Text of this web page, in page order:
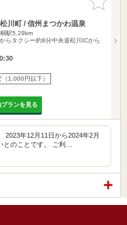
りに追加
川町 / 信州まつかわ温泉
桐駅5.29km
らタクシー約8分中央道松川ICから
（1,000円以下）
ランを見る
2023年12月11日から2024年2月
とのことです。 ご利…